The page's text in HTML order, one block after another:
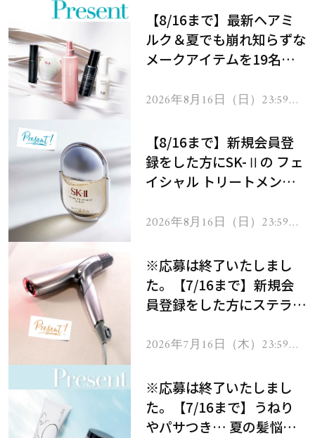
【8/16まで】最新ヘアミ
ルク＆夏でも崩れ知らずな
メークアイテムを19名様
2026年8月16日（日）23:59ま
【8/16まで】新規会員登
録をした方にSK-Ⅱの フェ
イシャル トリートメント
2026年8月16日（日）23:59ま
※応募は終了いたしまし
た。【7/16まで】新規会
員登録をした方にステラボ
ヘアドライヤー ジュエル
2026年7月16日（木）23:59ま
※応募は終了いたしまし
た。【7/16まで】うねり
やパサつき… 夏の髪悩み